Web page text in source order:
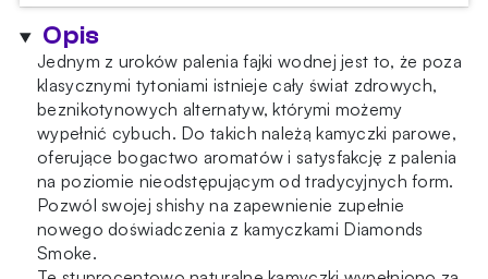
-
Ice
Grape
Opis
Jednym z uroków palenia fajki wodnej jest to, że poza
klasycznymi tytoniami istnieje cały świat zdrowych,
beznikotynowych alternatyw, którymi możemy
wypełnić cybuch. Do takich należą kamyczki parowe,
oferujące bogactwo aromatów i satysfakcję z palenia
na poziomie nieodstępującym od tradycyjnych form.
Pozwól swojej shishy na zapewnienie zupełnie
nowego doświadczenia z kamyczkami Diamonds
Smoke.